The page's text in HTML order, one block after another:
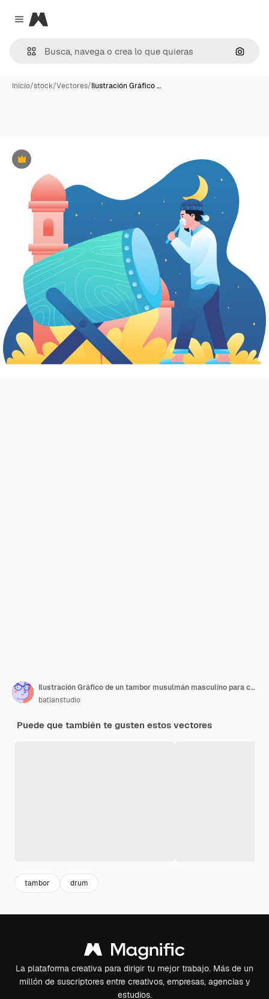
Close menu
Magnific
Inicio/stock/Vectores/Ilustración Gráfico …
Premium
Ilustración Gráfico de un tambor musulmán masculino para celebrar el mes de Ramadán en la noche.
batianstudio
Puede que también te gusten estos vectores
tambor drum
La plataforma creativa para dirigir tu mejor trabajo. Más de un
millón de suscriptores entre creativos, empresas, agencias y
estudios.